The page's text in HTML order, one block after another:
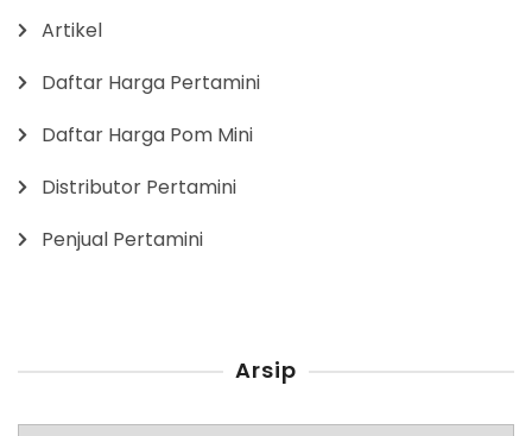
Artikel
Daftar Harga Pertamini
Daftar Harga Pom Mini
Distributor Pertamini
Penjual Pertamini
Arsip